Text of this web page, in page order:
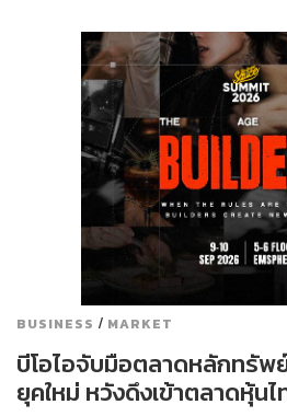
BUSINESS / MARKET
บีโอไอจับมือตลาดหลักทรัพ
ยุคใหม่ หวังดึงเข้าตลาดหุ้นไ